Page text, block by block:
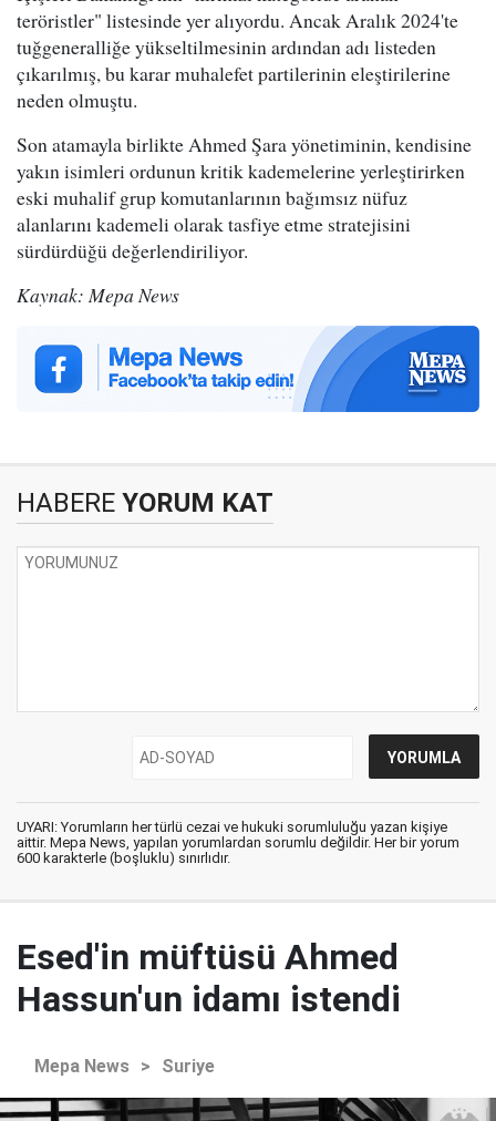
teröristler" listesinde yer alıyordu. Ancak Aralık 2024'te
tuğgeneralliğe yükseltilmesinin ardından adı listeden
çıkarılmış, bu karar muhalefet partilerinin eleştirilerine
neden olmuştu.
Son atamayla birlikte Ahmed Şara yönetiminin, kendisine
yakın isimleri ordunun kritik kademelerine yerleştirirken
eski muhalif grup komutanlarının bağımsız nüfuz
alanlarını kademeli olarak tasfiye etme stratejisini
sürdürdüğü değerlendiriliyor.
Kaynak: Mepa News
HABERE YORUM KAT
UYARI: Yorumların her türlü cezai ve hukuki sorumluluğu yazan kişiye
aittir. Mepa News, yapılan yorumlardan sorumlu değildir. Her bir yorum
600 karakterle (boşluklu) sınırlıdır.
Esed'in müftüsü Ahmed
Hassun'un idamı istendi
Mepa News > Suriye